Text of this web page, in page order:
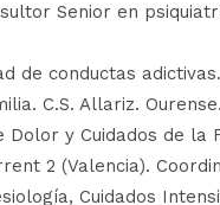
Senior en
de conductas
C.S. Allariz.
y Cuidados de la
2 (Valencia).
Cuidados